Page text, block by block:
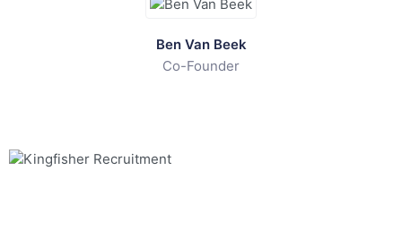
Ben Van Beek
Co-Founder